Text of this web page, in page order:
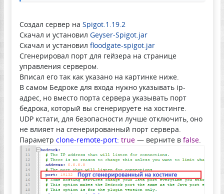
Создал сервер на Spigot.1.19.2
Скачал и установил Geyser-Spigot.jar
Скачал и установил floodgate-spigot.jar
Сгенерировал порт для гейзера на странице
управления сервером.
Вписал его так как указано на картинке ниже.
В самом Бедроке для входа нужно указывать ip-
адрес, но вместо порта сервера указывать порт
бедрока, который вы сгенерируете на хостинге.
UDP кстати, для безопасности лучше отключить, оно
не влияет на сгенерированный порт сервера.
Параметр clone-remote-port: true— верните в false.